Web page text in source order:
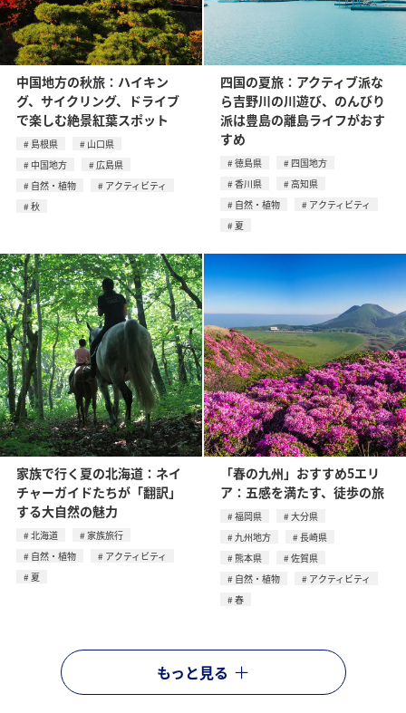
中国地方の秋旅：ハイキン
グ、サイクリング、ドライブ
で楽しむ絶景紅葉スポット
島根県
山口県
中国地方
広島県
自然・植物
アクティビティ
秋
四国の夏旅：アクティブ派な
ら吉野川の川遊び、のんびり
派は豊島の離島ライフがおす
すめ
徳島県
四国地方
香川県
高知県
自然・植物
アクティビティ
夏
家族で行く夏の北海道：ネイ
チャーガイドたちが「翻訳」
する大自然の魅力
北海道
家族旅行
自然・植物
アクティビティ
夏
「春の九州」おすすめ5エリ
ア：五感を満たす、徒歩の旅
福岡県
大分県
九州地方
長崎県
熊本県
佐賀県
自然・植物
アクティビティ
春
もっと見る